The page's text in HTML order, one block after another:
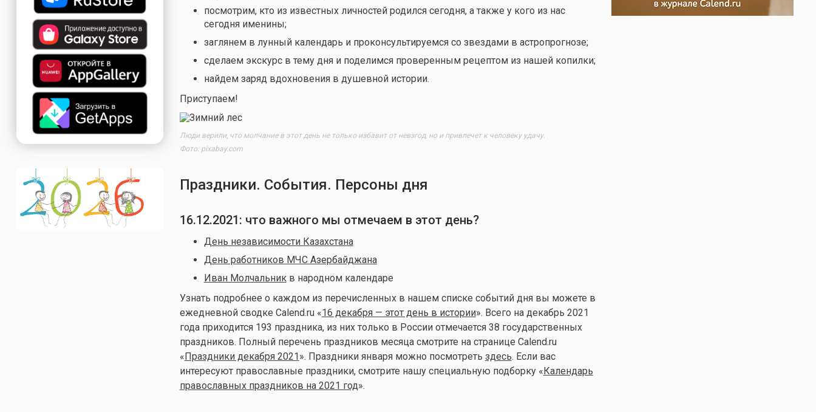
посмотрим, кто из известных личностей родился сегодня, а также у кого из нас
сегодня именины;
заглянем в лунный календарь и проконсультируемся со звездами в астропрогнозе;
сделаем экскурс в тему дня и поделимся проверенным рецептом из нашей копилки;
найдем заряд вдохновения в душевной истории.
Приступаем!
Люди верили, что молчание в этот день не только избавит от невзгод, но и привлечет к человеку удачу.
Фото: pixabay.com
Праздники. События. Персоны дня
16.12.2021: что важного мы отмечаем в этот день?
День независимости Казахстана
День работников МЧС Азербайджана
Иван Молчальникв народном календаре
Узнать подробнее о каждом из перечисленных в нашем списке событий дня вы можете в
ежедневной сводке Calend.ru «16 декабря — этот день в истории». Всего на декабрь 2021
года приходится 193 праздника, из них только в России отмечается 38 государственных
праздников. Полный перечень праздников месяца смотрите на странице Calend.ru
«Праздники декабря 2021». Праздники января можно посмотреть здесь. Если вас
интересуют православные праздники, смотрите нашу специальную подборку «Календарь
православных праздников на 2021 год».